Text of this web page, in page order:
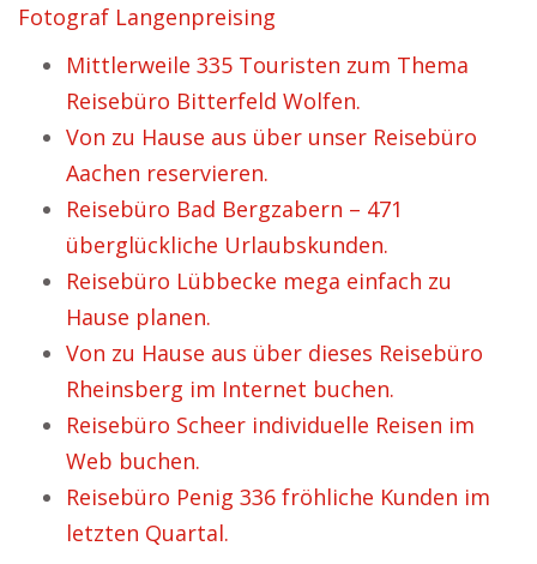
Fotograf Langenpreising
Mittlerweile 335 Touristen zum Thema
Reisebüro Bitterfeld Wolfen.
Von zu Hause aus über unser Reisebüro
Aachen reservieren.
Reisebüro Bad Bergzabern – 471
überglückliche Urlaubskunden.
Reisebüro Lübbecke mega einfach zu
Hause planen.
Von zu Hause aus über dieses Reisebüro
Rheinsberg im Internet buchen.
Reisebüro Scheer individuelle Reisen im
Web buchen.
Reisebüro Penig 336 fröhliche Kunden im
letzten Quartal.